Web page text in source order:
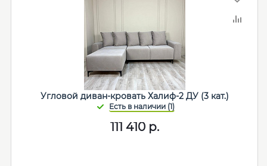
Угловой диван-кровать Халиф-2 ДУ (3 кат.)
111 410 р.